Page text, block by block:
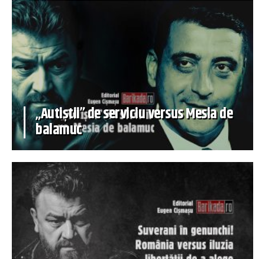
„Autiștii” de serviciu versus Mesia de
balamuc